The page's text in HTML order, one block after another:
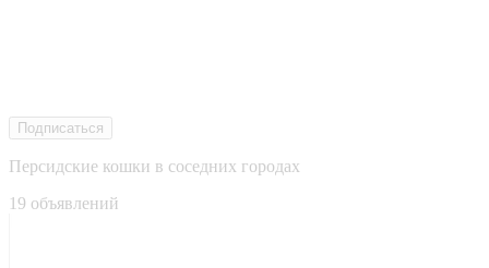
Подписаться
Персидские кошки в соседних городах
19 объявлений